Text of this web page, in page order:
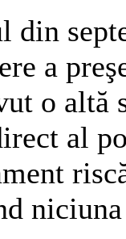
din
a
o altă
al